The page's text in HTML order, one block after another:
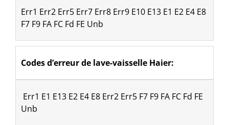
Err1 Err2 Err5 Err7 Err8 Err9 E10 E13 E1 E2 E4 E8
F7 F9 FA FC Fd FE Unb
Codes d’erreur de lave-vaisselle Haier:
Err1 E1 E13 E2 E4 E8 Err2 Err5 F7 F9 FA FC Fd FE
Unb